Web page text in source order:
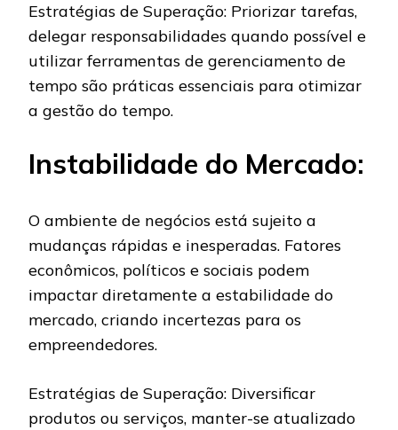
Estratégias de Superação: Priorizar tarefas,
delegar responsabilidades quando possível e
utilizar ferramentas de gerenciamento de
tempo são práticas essenciais para otimizar
a gestão do tempo.
Instabilidade do Mercado:
O ambiente de negócios está sujeito a
mudanças rápidas e inesperadas. Fatores
econômicos, políticos e sociais podem
impactar diretamente a estabilidade do
mercado, criando incertezas para os
empreendedores.
Estratégias de Superação: Diversificar
produtos ou serviços, manter-se atualizado